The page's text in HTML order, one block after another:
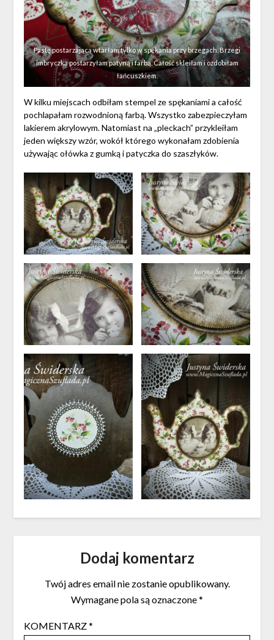
Pastę postarzającą wtarłam tylko w spękania przy brzegach. Brzegi
imbryczka postarzyłam patyną i farbą. Całość skleiłam i ozdobiłam
łańcuszkiem.
W kilku miejscach odbiłam stempel ze spękaniami a całość
pochlapałam rozwodnioną farbą. Wszystko zabezpieczyłam
lakierem akrylowym. Natomiast na „pleckach” przykleiłam
jeden większy wzór, wokół którego wykonałam zdobienia
używając ołówka z gumką i patyczka do szaszłyków.
Dodaj komentarz
Twój adres email nie zostanie opublikowany.
Wymagane pola są oznaczone*
KOMENTARZ*